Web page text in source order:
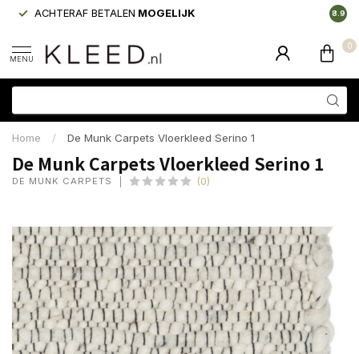
ACHTERAF BETALEN MOGELIJK 8.9
MENU
0
Home / De Munk Carpets Vloerkleed Serino 1
De Munk Carpets Vloerkleed Serino 1
DE MUNK CARPETS (0)